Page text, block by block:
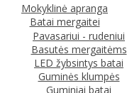
Mokyklinė apranga
Batai mergaitei
Pavasariui - rudeniui
Basutės mergaitėms
LED žybsintys batai
Guminės klumpės
Guminiai batai